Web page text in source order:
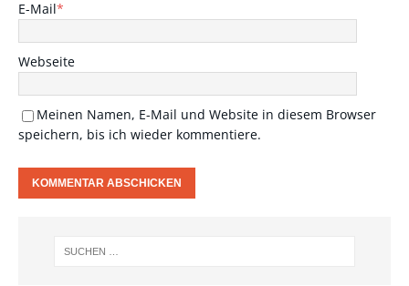
E-Mail*
Webseite
Meinen Namen, E-Mail und Website in diesem Browser
speichern, bis ich wieder kommentiere.